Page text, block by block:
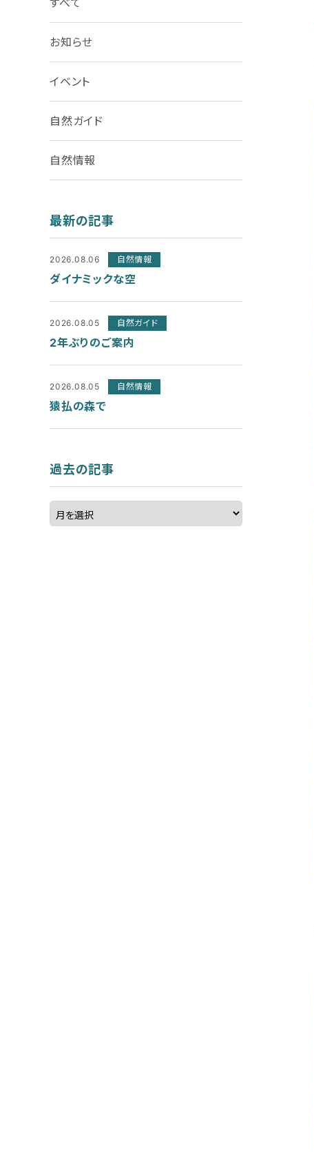
すべて
お知らせ
イベント
自然ガイド
自然情報
最新の記事
2026.08.06 自然情報
ダイナミックな空
2026.08.05 自然ガイド
2年ぶりのご案内
2026.08.05 自然情報
猿払の森で
過去の記事